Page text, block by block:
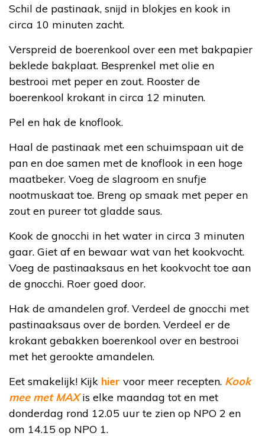
Schil de pastinaak, snijd in blokjes en kook in
circa 10 minuten zacht.
Verspreid de boerenkool over een met bakpapier
beklede bakplaat. Besprenkel met olie en
bestrooi met peper en zout. Rooster de
boerenkool krokant in circa 12 minuten.
Pel en hak de knoflook.
Haal de pastinaak met een schuimspaan uit de
pan en doe samen met de knoflook in een hoge
maatbeker. Voeg de slagroom en snufje
nootmuskaat toe. Breng op smaak met peper en
zout en pureer tot gladde saus.
Kook de gnocchi in het water in circa 3 minuten
gaar. Giet af en bewaar wat van het kookvocht.
Voeg de pastinaaksaus en het kookvocht toe aan
de gnocchi. Roer goed door.
Hak de amandelen grof. Verdeel de gnocchi met
pastinaaksaus over de borden. Verdeel er de
krokant gebakken boerenkool over en bestrooi
met het gerookte amandelen.
Eet smakelijk! Kijk hier voor meer recepten. Kook
mee met MAXis elke maandag tot en met
donderdag rond 12.05 uur te zien op NPO 2 en
om 14.15 op NPO 1.